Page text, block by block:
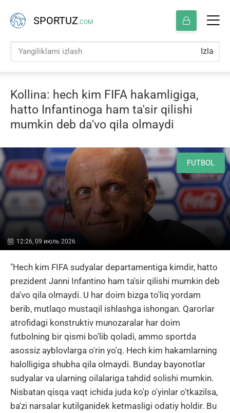
SPORTUZ.COM
Izla
Kollina: hech kim FIFA hakamligiga,
hatto Infantinoga ham ta'sir qilishi
mumkin deb da'vo qila olmaydi
FUTBOL
12:26, 09 июль 2026
"Hech kim FIFA sudyalar departamentiga kimdir, hatto
prezident Janni Infantino ham ta'sir qilishi mumkin deb
da'vo qila olmaydi. U har doim bizga to'liq yordam
berib, mutlaqo mustaqil ishlashga ishongan. Qarorlar
atrofidagi konstruktiv munozaralar har doim
futbolning bir qismi bo'lib qoladi, ammo sportda
asossiz ayblovlarga o'rin yo'q. Hech kim hakamlarning
halolligiga shubha qila olmaydi. Bunday bayonotlar
sudyalar va ularning oilalariga tahdid solishi mumkin.
Nisbatan qisqa vaqt ichida juda ko'p o'yinlar o'tkazilsa,
ba'zi narsalar kutilganidek ketmasligi odatiy holdir. Bu